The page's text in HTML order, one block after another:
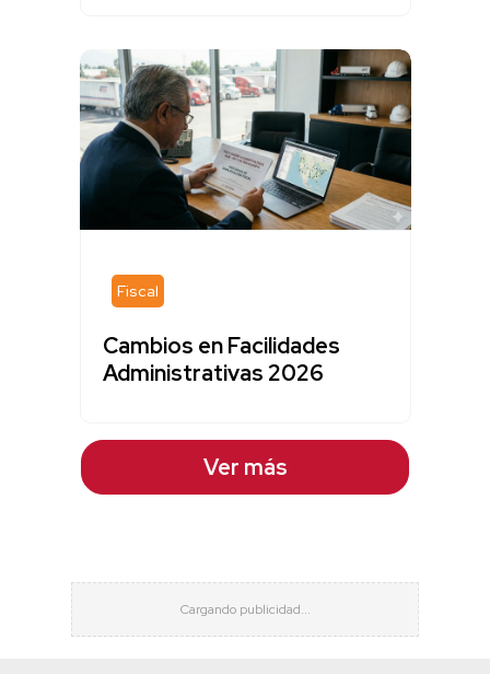
Fiscal
Cambios en Facilidades
Administrativas 2026
Ver más